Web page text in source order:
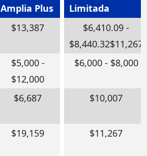
Amplia Plus
Limitada
$13,387
$6,410.09 -
$8,440.32$11,267
$5,000 -
$12,000
$6,000 - $8,000
$6,687 $10,007
$19,159 $11,267